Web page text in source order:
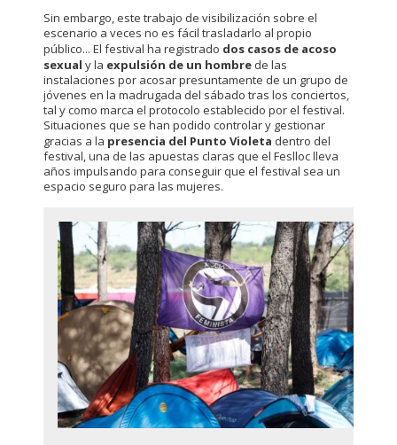
Sin embargo, este trabajo de visibilización sobre el
escenario a veces no es fácil trasladarlo al propio
público... El festival ha registrado dos casos de acoso
sexual y la expulsión de un hombre de las
instalaciones por acosar presuntamente de un grupo de
jóvenes en la madrugada del sábado tras los conciertos,
tal y como marca el protocolo establecido por el festival.
Situaciones que se han podido controlar y gestionar
gracias a la presencia del Punto Violeta dentro del
festival, una de las apuestas claras que el Feslloc lleva
años impulsando para conseguir que el festival sea un
espacio seguro para las mujeres.